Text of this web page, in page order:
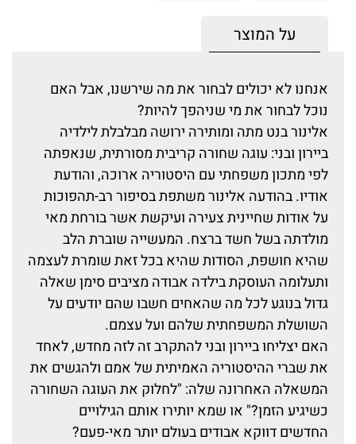
על המוצר
אנחנו לא יכולים לבחור את מה שירשנו, אבל האם
נוכל לבחור את מי שניהפך להיות?
אלינור בנט מתה ומותירה ירושה מבלבלת לילדיה
ביירון ובני: עוגה שחורה קריבית מסורתית, שנאפתה
לפי מתכון משפחתי עם היסטוריה ארוכה, והודעת
אודיו. בהודעה אלינור משתפת בסיפור רב-תהפוכות
על אודות שחיינית צעירה ועיקשת אשר בורחת מאי
מולדתה בשל חשד ברצח. המעשייה שוברת הלב
שהיא חושפת, הסודות שהיא בכל זאת שומרת לעצמה
ותעלומה העוסקת בילדה אבודה מציבים סימן שאלה
גדול בנוגע לכל מה שהאחים חשבו שהם יודעים על
השושלת המשפחתית שלהם ועל עצמם.
האם יצליחו ביירון ובני להתקרב זה לזה מחדש, לאחד
את שברי ההיסטוריה האמיתית של אמם ולהגשים את
המשאלה האחרונה שלה: "לחלוק את העוגה השחורה
כשיגיע הזמן?" או שמא יותירו אותם הגילויים
החדשים דווקא אבודים בעולם יותר מאי-פעם?